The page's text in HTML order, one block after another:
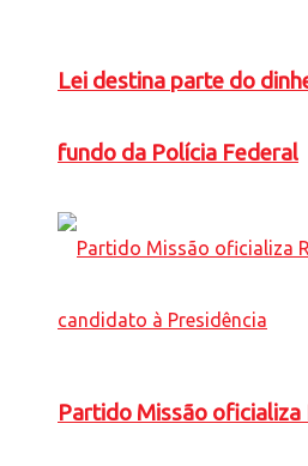
Lei destina parte do
fundo da Polícia Federal
Partido Missão oficializa